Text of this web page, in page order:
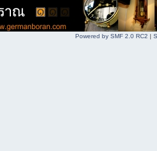
Powered by SMF 2.0 RC2